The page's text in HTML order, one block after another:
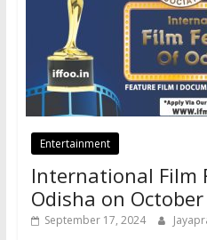
Entertainment
International Film
Odisha on
September 17, 2024